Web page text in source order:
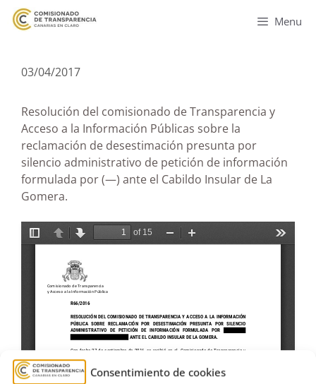
Consentimiento de cookies
Menu
03/04/2017
Resolución del comisionado de Transparencia y
Acceso a la Información Públicas sobre la
reclamación de desestimación presunta por
silencio administrativo de petición de información
formulada por (—) ante el Cabildo Insular de La
Gomera.